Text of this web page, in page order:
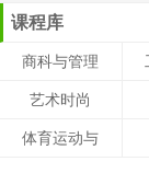
课程库
商科与管理
艺术时尚
体育运动与